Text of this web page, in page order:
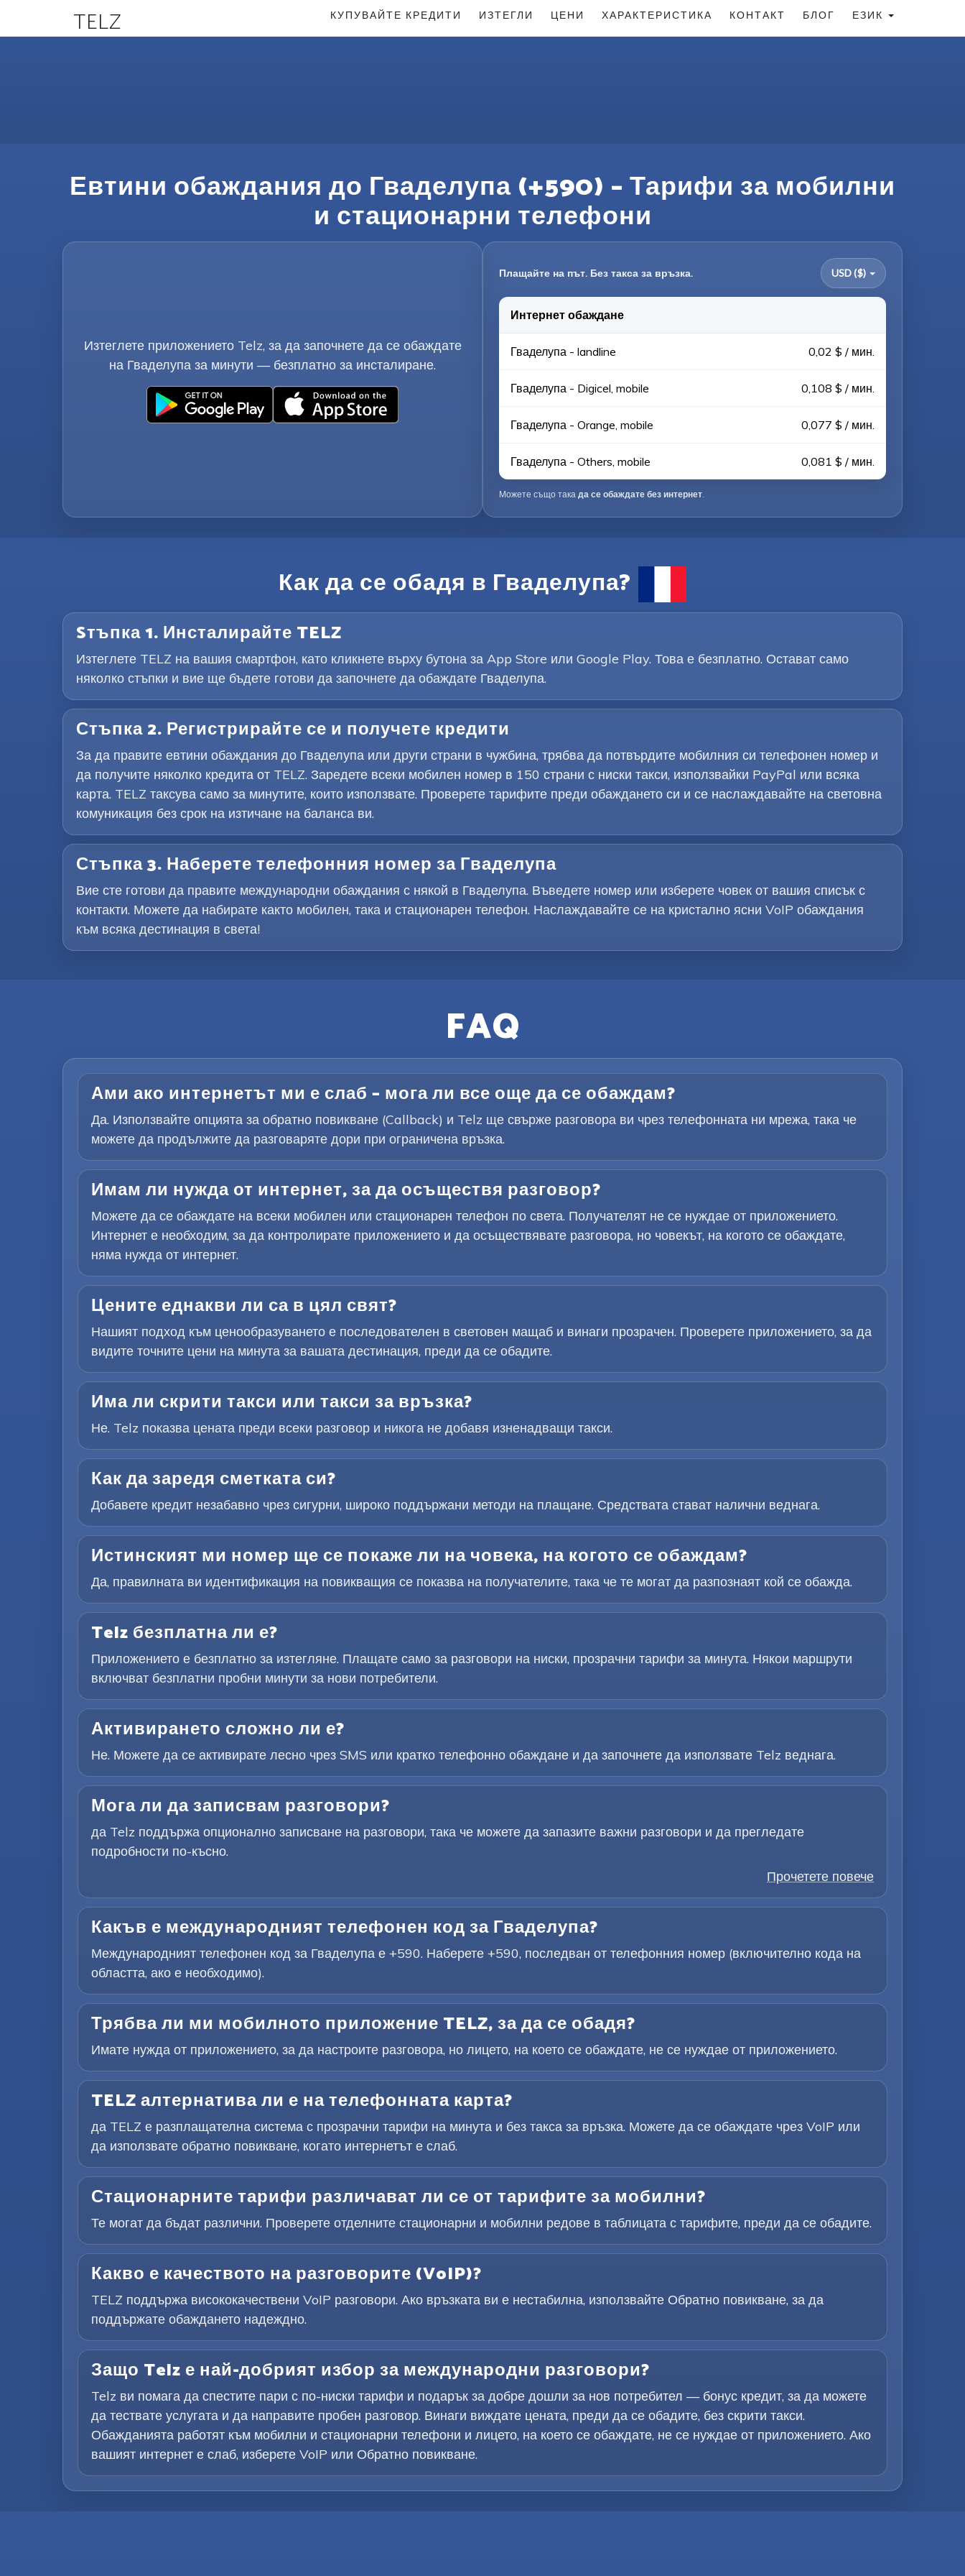
TELZ КУПУВАЙТЕ КРЕДИТИ ИЗТЕГЛИ ЦЕНИ ХАРАКТЕРИСТИКА КОНТАКТ БЛОГ ЕЗИК
Евтини обаждания до Гваделупа (+590) – Тарифи за мобилни
и стационарни телефони
Изтеглете приложението Telz, за да започнете да се обаждате
на Гваделупа за минути — безплатно за инсталиране.
Плащайте на път. Без такса за връзка. USD ($)
Интернет обаждане
Гваделупа - landline 0,02 $ / мин.
Гваделупа - Digicel, mobile 0,108 $ / мин.
Гваделупа - Orange, mobile 0,077 $ / мин.
Гваделупа - Others, mobile 0,081 $ / мин.
Можете също така да се обаждате без интернет.
Как да се обадя в Гваделупа?
Sтъпка 1. Инсталирайте TELZ
Изтеглете TELZ на вашия смартфон, като кликнете върху бутона за App Store или Google Play. Това е безплатно. Остават само
няколко стъпки и вие ще бъдете готови да започнете да обаждате Гваделупа.
Стъпка 2. Регистрирайте се и получете кредити
За да правите евтини обаждания до Гваделупа или други страни в чужбина, трябва да потвърдите мобилния си телефонен номер и
да получите няколко кредита от TELZ. Заредете всеки мобилен номер в 150 страни с ниски такси, използвайки PayPal или всяка
карта. TELZ таксува само за минутите, които използвате. Проверете тарифите преди обаждането си и се наслаждавайте на световна
комуникация без срок на изтичане на баланса ви.
Стъпка 3. Наберете телефонния номер за Гваделупа
Вие сте готови да правите международни обаждания с някой в Гваделупа. Въведете номер или изберете човек от вашия списък с
контакти. Можете да набирате както мобилен, така и стационарен телефон. Наслаждавайте се на кристално ясни VoIP обаждания
към всяка дестинация в света!
FAQ
Ами ако интернетът ми е слаб – мога ли все още да се обаждам?
Да. Използвайте опцията за обратно повикване (Callback) и Telz ще свърже разговора ви чрез телефонната ни мрежа, така че
можете да продължите да разговаряте дори при ограничена връзка.
Имам ли нужда от интернет, за да осъществя разговор?
Можете да се обаждате на всеки мобилен или стационарен телефон по света. Получателят не се нуждае от приложението.
Интернет е необходим, за да контролирате приложението и да осъществявате разговора, но човекът, на когото се обаждате,
няма нужда от интернет.
Цените еднакви ли са в цял свят?
Нашият подход към ценообразуването е последователен в световен мащаб и винаги прозрачен. Проверете приложението, за да
видите точните цени на минута за вашата дестинация, преди да се обадите.
Има ли скрити такси или такси за връзка?
Не. Telz показва цената преди всеки разговор и никога не добавя изненадващи такси.
Как да заредя сметката си?
Добавете кредит незабавно чрез сигурни, широко поддържани методи на плащане. Средствата стават налични веднага.
Истинският ми номер ще се покаже ли на човека, на когото се обаждам?
Да, правилната ви идентификация на повикващия се показва на получателите, така че те могат да разпознаят кой се обажда.
Telz безплатна ли е?
Приложението е безплатно за изтегляне. Плащате само за разговори на ниски, прозрачни тарифи за минута. Някои маршрути
включват безплатни пробни минути за нови потребители.
Активирането сложно ли е?
Не. Можете да се активирате лесно чрез SMS или кратко телефонно обаждане и да започнете да използвате Telz веднага.
Мога ли да записвам разговори?
да Telz поддържа опционално записване на разговори, така че можете да запазите важни разговори и да прегледате
подробности по-късно.
Прочетете повече
Какъв е международният телефонен код за Гваделупа?
Международният телефонен код за Гваделупа е +590. Наберете +590, последван от телефонния номер (включително кода на
областта, ако е необходимо).
Трябва ли ми мобилното приложение TELZ, за да се обадя?
Имате нужда от приложението, за да настроите разговора, но лицето, на което се обаждате, не се нуждае от приложението.
TELZ алтернатива ли е на телефонната карта?
да TELZ е разплащателна система с прозрачни тарифи на минута и без такса за връзка. Можете да се обаждате чрез VoIP или
да използвате обратно повикване, когато интернетът е слаб.
Стационарните тарифи различават ли се от тарифите за мобилни?
Те могат да бъдат различни. Проверете отделните стационарни и мобилни редове в таблицата с тарифите, преди да се обадите.
Какво е качеството на разговорите (VoIP)?
TELZ поддържа висококачествени VoIP разговори. Ако връзката ви е нестабилна, използвайте Обратно повикване, за да
поддържате обаждането надеждно.
Защо Telz е най-добрият избор за международни разговори?
Telz ви помага да спестите пари с по-ниски тарифи и подарък за добре дошли за нов потребител — бонус кредит, за да можете
да тествате услугата и да направите пробен разговор. Винаги виждате цената, преди да се обадите, без скрити такси.
Обажданията работят към мобилни и стационарни телефони и лицето, на което се обаждате, не се нуждае от приложението. Ако
вашият интернет е слаб, изберете VoIP или Обратно повикване.